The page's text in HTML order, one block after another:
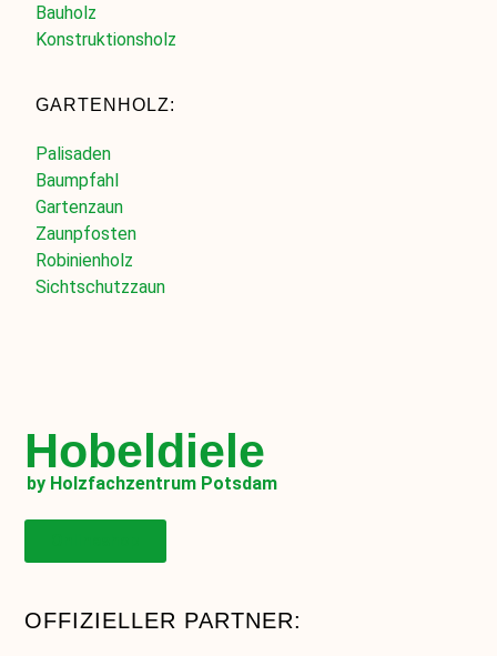
Bauholz
Konstruktionsholz
GARTENHOLZ:
Palisaden
Baumpfahl
Gartenzaun
Zaunpfosten
Robinienholz
Sichtschutzzaun
Hobeldiele
by Holzfachzentrum Potsdam
OFFIZIELLER PARTNER: